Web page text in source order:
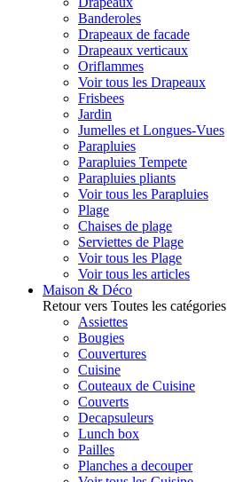
Banderoles
Drapeaux de facade
Drapeaux verticaux
Oriflammes
Voir tous les Drapeaux
Frisbees
Jardin
Jumelles et Longues-Vues
Parapluies
Parapluies Tempete
Parapluies pliants
Voir tous les Parapluies
Plage
Chaises de plage
Serviettes de Plage
Voir tous les Plage
Voir tous les articles
Maison & Déco
Retour vers Toutes les catégories
Assiettes
Bougies
Couvertures
Cuisine
Couteaux de Cuisine
Couverts
Decapsuleurs
Lunch box
Pailles
Planches a decouper